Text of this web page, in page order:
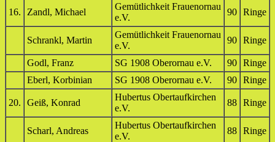
16. Zandl, Michael
Gemütlichkeit Frauenornau
e.V.
90 Ringe
Schrankl, Martin
Gemütlichkeit Frauenornau
e.V.
90 Ringe
Godl, Franz SG 1908 Oberornau e.V. 90 Ringe
Eberl, Korbinian
SG 1908 Oberornau e.V. 90 Ringe
20. Geiß, Konrad
Hubertus Obertaufkirchen
e.V.
88 Ringe
Scharl, Andreas
Hubertus Obertaufkirchen
e.V.
88 Ringe